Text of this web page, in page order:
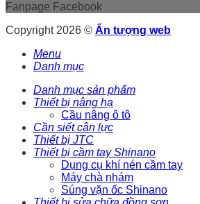
Fanpage Facebook
Copyright 2026 © Ấn tượng web
Menu
Danh mục
Danh mục sản phẩm
Thiết bị nâng hạ
Cầu nâng ô tô
Cần siết cân lực
Thiết bị JTC
Thiết bị cầm tay Shinano
Dụng cụ khí nén cầm tay
Máy chà nhám
Súng vặn ốc Shinano